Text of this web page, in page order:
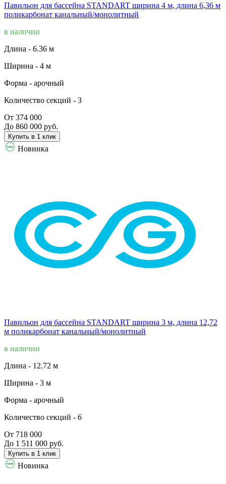
Павильон для бассейна STANDART ширина 4 м, длина 6,36 м
поликарбонат канальный/монолитный
в наличии
Длина - 6.36 м
Ширина - 4 м
Форма - арочный
Количество секций - 3
От 374 000
До 860 000 руб.
Купить в 1 клик
Новинка
Павильон для бассейна STANDART ширина 3 м, длина 12,72
м поликарбонат канальный/монолитный
в наличии
Длина - 12.72 м
Ширина - 3 м
Форма - арочный
Количество секций - 6
От 718 000
До 1 511 000 руб.
Купить в 1 клик
Новинка